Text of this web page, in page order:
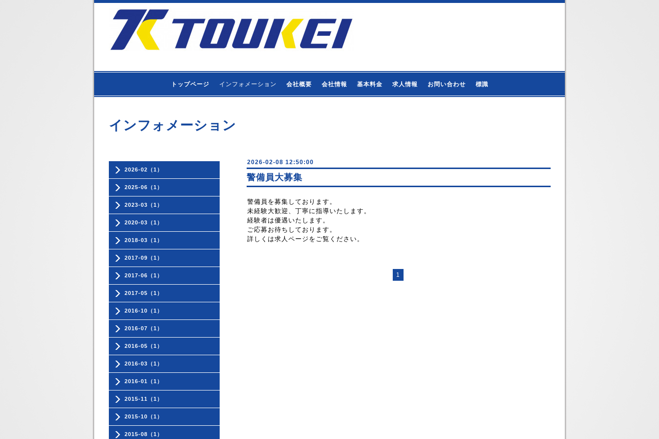
トップページ インフォメーション 会社概要 会社情報 基本料金 求人情報 お問い合わせ 標識
2026-02（1）
2025-06（1）
2023-03（1）
2020-03（1）
2018-03（1）
2017-09（1）
2017-06（1）
2017-05（1）
2016-10（1）
2016-07（1）
2016-05（1）
2016-03（1）
2016-01（1）
2015-11（1）
2015-10（1）
2015-08（1）
インフォメーション
2026-02-08 12:50:00
警備員大募集
警備員を募集しております。
未経験大歓迎、丁寧に指導いたします。
経験者は優遇いたします。
ご応募お待ちしております。
詳しくは求人ページをご覧ください。
1